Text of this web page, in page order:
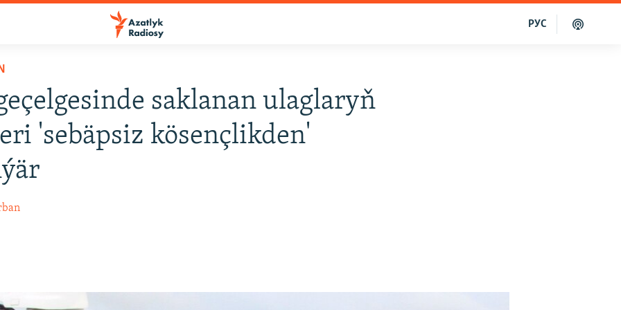
РУС
saklanan ulaglaryň
'sebäpsiz kösençlikden'